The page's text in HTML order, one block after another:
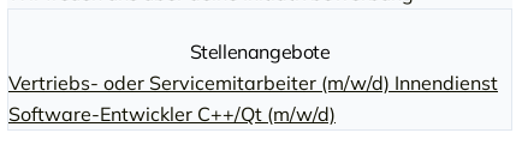
Stellenangebote
Vertriebs- oder Servicemitarbeiter (m/w/d) Innendienst
Software-Entwickler C++/Qt (m/w/d)